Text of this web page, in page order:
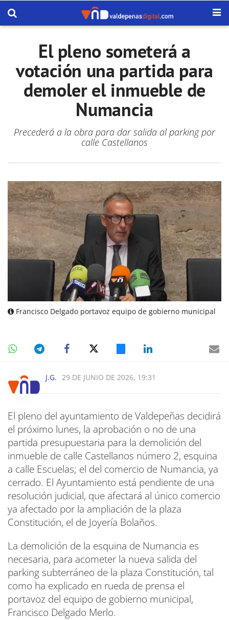
El pleno someterá a
votación una partida para
demoler el inmueble de
Numancia
Precederá a la obra para dar salida al parking por
calle Castellanos
Francisco Delgado portavoz equipo de gobierno municipal
J.G. 29 DE JUNIO DE 2026, 19:31
El pleno del ayuntamiento de Valdepeñas decidirá
el próximo lunes, la aprobación o no de una
partida presupuestaria para la demolición del
inmueble de calle Castellanos número 2, esquina
a calle Escuelas; el del comercio de Numancia, ya
cerrado. El Ayuntamiento está pendiente de una
resolución judicial, que afectará al único comercio
ya afectado por la ampliación de la plaza
Constitución, el de Joyería Bolaños.
La demolición de la esquina de Numancia es
necesaria, para acometer la nueva salida del
parking subterráneo de la plaza Constitución, tal
como ha explicado en rueda de prensa el
portavoz del equipo de gobierno municipal,
Francisco Delgado Merlo.